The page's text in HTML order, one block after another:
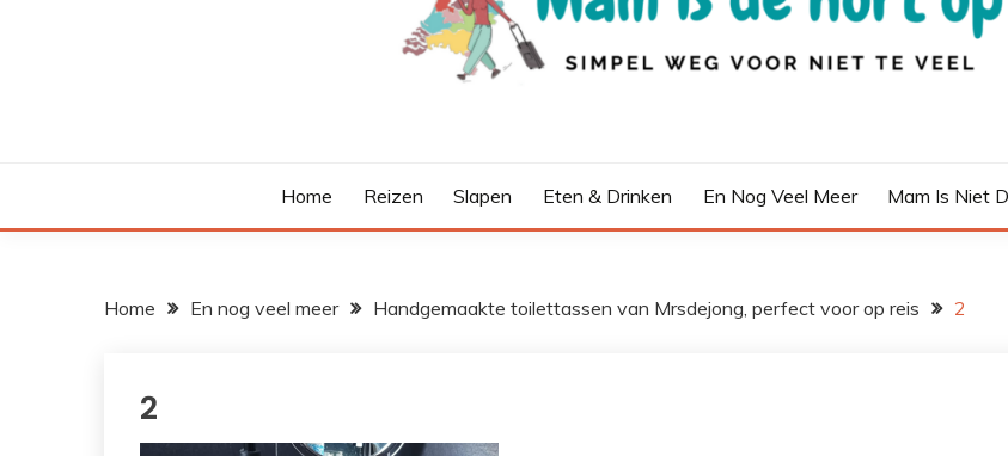
Home Reizen Slapen Eten & Drinken En Nog Veel Meer Mam Is Niet
Home En nog veel meer Handgemaakte toilettassen van Mrsdejong, perfect voor op reis 2
2